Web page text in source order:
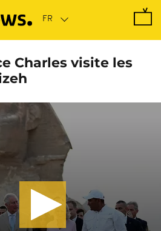
Charles visite les